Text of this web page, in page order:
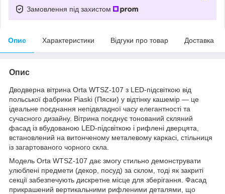
Замовлення під захистом
Опис Характеристики Відгуки про товар Доставка
Опис
Дводверна вітрина Orta WTSZ-107 з LED-підсвіткою від
польської фабрики Piaski (Пяски) у відтінку кашемір — це
ідеальне поєднання непідвладної часу елегантності та
сучасного дизайну. Вітрина поєднує тонований скляний
фасад із вбудованою LED-підсвіткою і рифлені дверцята,
встановлений на витонченому металевому каркасі, стільниця
із загартованого чорного скла.
Модель Orta WTSZ-107 дає змогу стильно демонструвати
улюблені предмети (декор, посуд) за склом, тоді як закриті
секції забезпечують дискретне місце для зберігання. Фасад
прикрашений вертикальними рифленими деталями, що